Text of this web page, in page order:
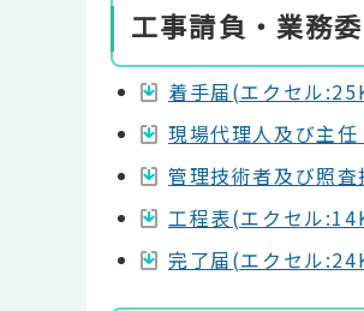
工事請負・業務
着手届(エクセル
現場代理人及び主
管理技術者及び照
工程表(エクセル
完了届(エクセル